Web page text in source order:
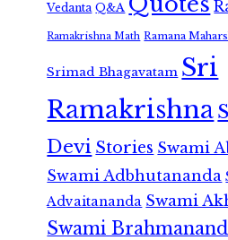
Vedanta Q&A
Ramakrishna Math Ramana
Srimad Bhagavatam Sri
Ramakrishna
Devi Stories Swami
Swami Adbhutananda
Advaitananda Swami
Swami